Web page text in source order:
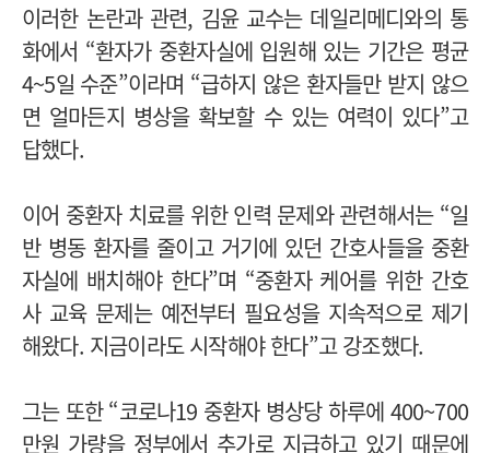
이러한 논란과 관련, 김윤 교수는 데일리메디와의 통
화에서 “환자가 중환자실에 입원해 있는 기간은 평균
4~5일 수준”이라며 “급하지 않은 환자들만 받지 않으
면 얼마든지 병상을 확보할 수 있는 여력이 있다”고
답했다.
이어 중환자 치료를 위한 인력 문제와 관련해서는 “일
반 병동 환자를 줄이고 거기에 있던 간호사들을 중환
자실에 배치해야 한다”며 “중환자 케어를 위한 간호
사 교육 문제는 예전부터 필요성을 지속적으로 제기
해왔다. 지금이라도 시작해야 한다”고 강조했다.
그는 또한 “코로나19 중환자 병상당 하루에 400~700
만원 가량을 정부에서 추가로 지급하고 있기 때문에